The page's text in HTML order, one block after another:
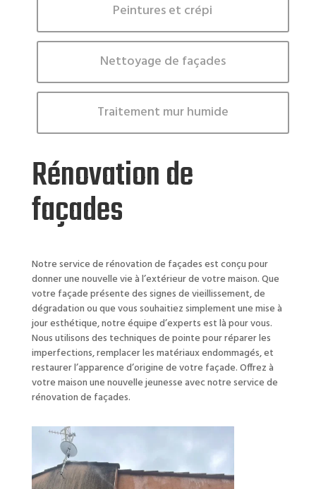
Peintures et crépi
Nettoyage de façades
Traitement mur humide
Rénovation de
façades
Notre service de rénovation de façades est conçu pour
donner une nouvelle vie à l’extérieur de votre maison. Que
votre façade présente des signes de vieillissement, de
dégradation ou que vous souhaitiez simplement une mise à
jour esthétique, notre équipe d’experts est là pour vous.
Nous utilisons des techniques de pointe pour réparer les
imperfections, remplacer les matériaux endommagés, et
restaurer l’apparence d’origine de votre façade. Offrez à
votre maison une nouvelle jeunesse avec notre service de
rénovation de façades.